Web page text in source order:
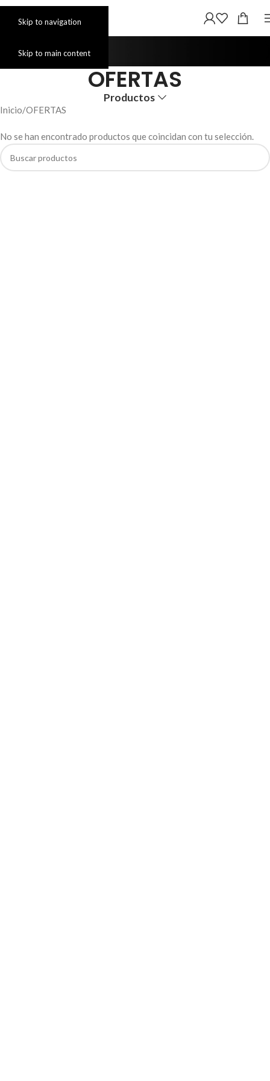
Skip to navigation
Skip to main content
OFERTAS
Productos
Inicio OFERTAS
No se han encontrado productos que coincidan con tu selección.